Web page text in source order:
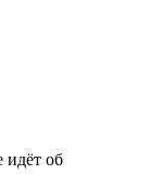
идёт об